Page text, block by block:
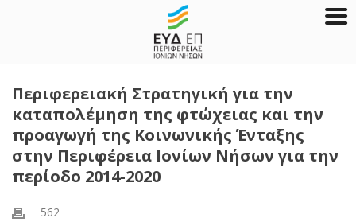
Περιφερειακή Στρατηγική για την
καταπολέμηση της φτώχειας και την
προαγωγή της Κοινωνικής Ένταξης
στην Περιφέρεια Ιονίων Νήσων για την
περίοδο 2014-2020
562